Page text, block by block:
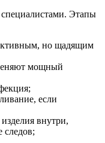
Этапы
но щадящим
мощный
если
внутри,
следов;